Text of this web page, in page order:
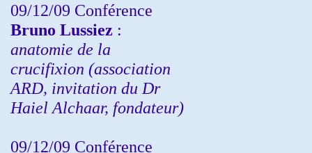
09/12/09 Conférence
Bruno Lussiez :
anatomie de la
crucifixion (association
ARD, invitation du Dr
Haiel Alchaar, fondateur)
09/12/09 Conférence